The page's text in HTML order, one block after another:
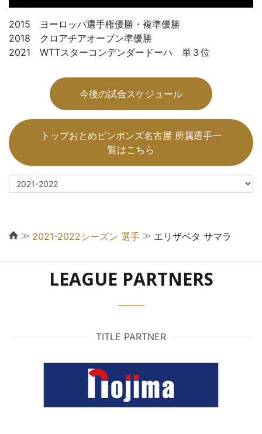
2015 ヨーロッパ選手権優勝・複準優勝
2018 クロアチアオープン準優勝
2021 WTTスターコンデンダードーハ 単３位
今後の試合スケジュール
トップおとめピンポンズ名古屋 所属選手一
覧はこちら
≫ 2021-2022シーズン 選手 ≫ エリザベタ サマラ
LEAGUE PARTNERS
TITLE PARTNER